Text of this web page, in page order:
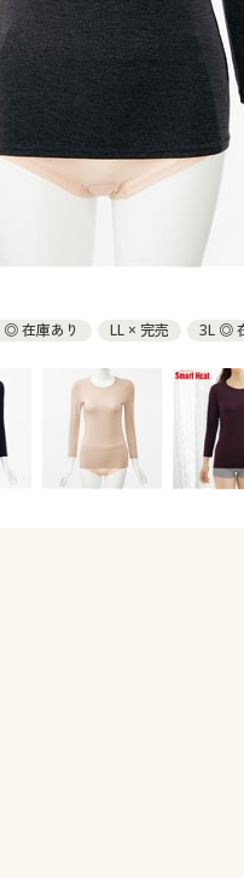
◎ 在庫あり LL × 完売 3L ◎